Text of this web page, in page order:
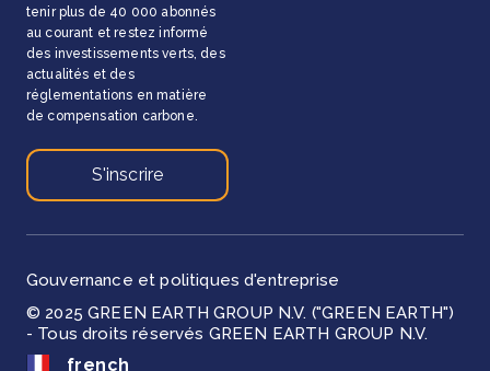
tenir plus de 40 000 abonnés
au courant et restez informé
des investissements verts, des
actualités et des
réglementations en matière
de compensation carbone.
S'inscrire
© 2025 GREEN EARTH GROUP N.V. ("GREEN EARTH")
- Tous droits réservés GREEN EARTH GROUP N.V.
Gouvernance et politiques d'entreprise
french